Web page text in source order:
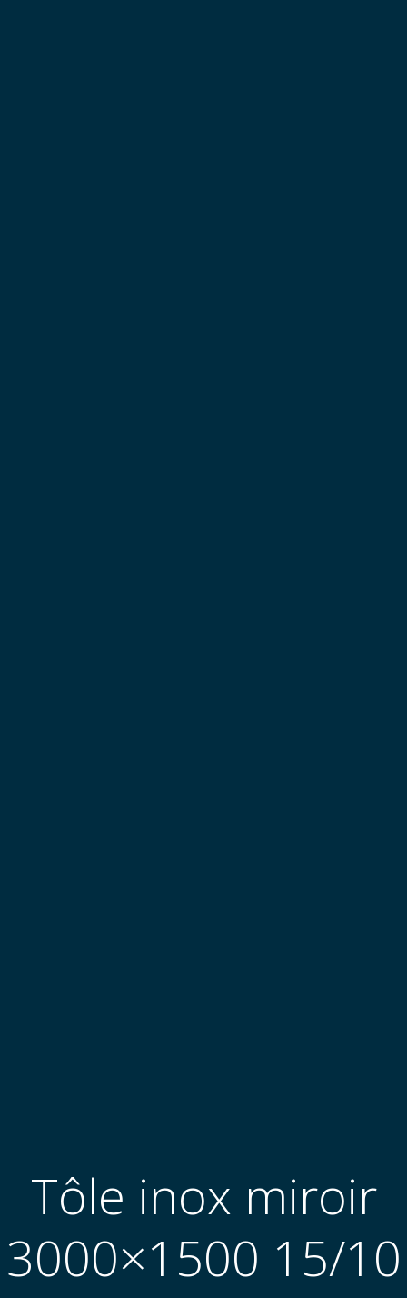
Tôle inox miroir
3000×1500 15/10